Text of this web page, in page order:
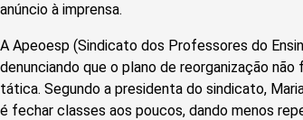
anúncio à imprensa.
A Apeoesp (Sindicato dos Professores do
denunciando que o plano de reorganização
tática. Segundo a presidenta do sindicato,
é fechar classes aos poucos, dando menos